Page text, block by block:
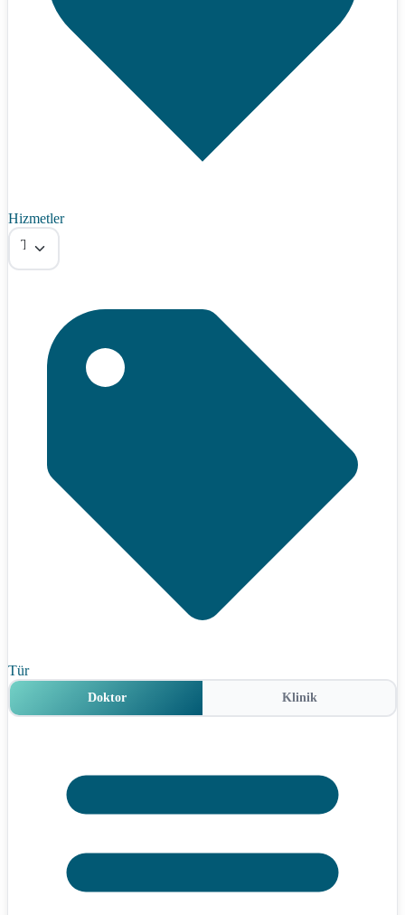
Hizmetler
Tümü
Tür
Doktor Klinik